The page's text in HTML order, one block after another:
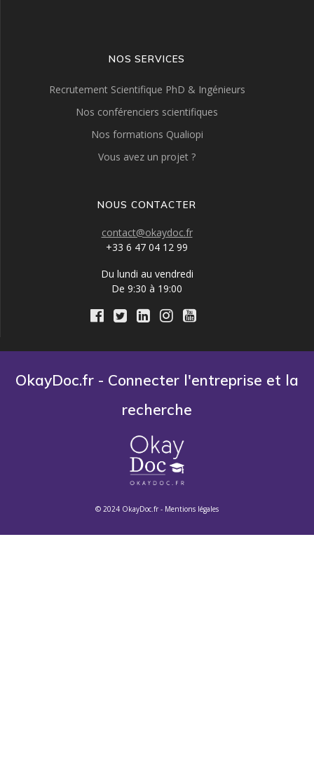
NOS SERVICES
Recrutement Scientifique PhD & Ingénieurs
Nos conférenciers scientifiques
Nos formations Qualiopi
Vous avez un projet ?
NOUS CONTACTER
contact@okaydoc.fr
+33 6 47 04 12 99
Du lundi au vendredi
De 9:30 à 19:00
OkayDoc.fr - Connecter l'entreprise et la
recherche
© 2024 OkayDoc.fr - Mentions légales